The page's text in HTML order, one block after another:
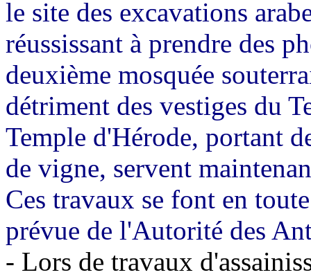
le site des excavations
réussissant à prendre des
deuxième mosquée
détriment des vestiges du
Temple d'Hérode, portant
de vigne, servent
Ces travaux se font en
prévue de l'Autorité des
- Lors de travaux